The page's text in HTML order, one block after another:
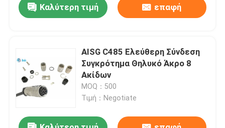
Καλύτερη τιμή επαφή
AISG C485 Ελεύθερη Σύνδεση
Συγκρότημα Θηλυκό Άκρο 8
Ακίδων
MOQ：500
Τιμή：Negotiate